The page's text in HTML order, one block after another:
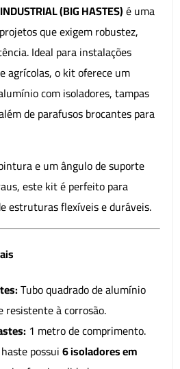
(BIG HASTES)é uma
que exigem robustez,
Ideal para instalações
agrícolas, o kit oferece um
com isoladores, tampas
de parafusos brocantes para
e um ângulo de suporte
este kit é perfeito para
estruturas flexíveis e duráveis.
Tubo quadrado de alumínio
resistente à corrosão.
1 metro de comprimento.
possui6 isoladores em